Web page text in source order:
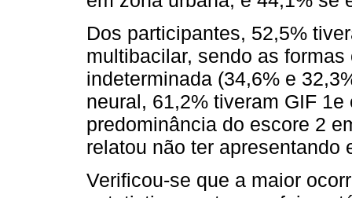
Dos participantes, 52,5%
multibacilar, sendo as
indeterminada (34,6% e
neural, 61,2% tiveram GIF
predominância do escore 2
relatou não ter apresentando
Verificou-se que a maior